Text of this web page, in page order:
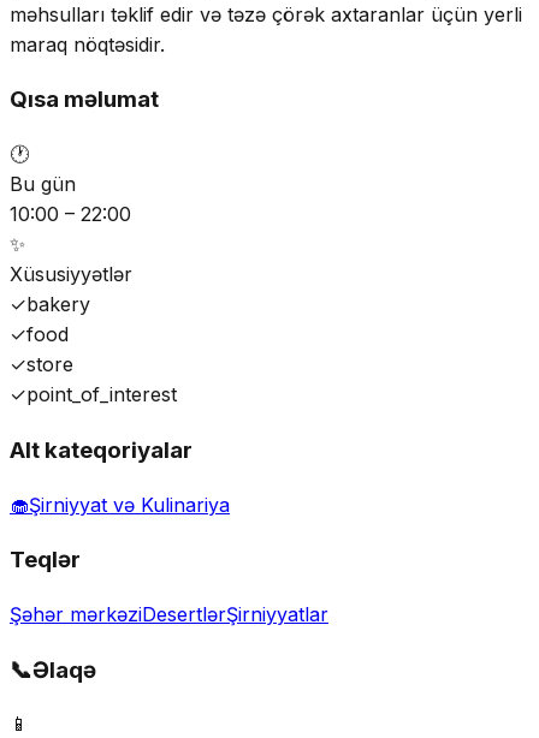
məhsulları təklif edir və təzə çörək axtaranlar üçün yerli
maraq nöqtəsidir.
Qısa məlumat
🕐
Bu gün
10:00 – 22:00
✨
Xüsusiyyətlər
✓bakery
✓food
✓store
✓point_of_interest
Alt kateqoriyalar
🧁Şirniyyat və Kulinariya
Teqlər
Şəhər mərkəziDesertlərŞirniyyatlar
📞Əlaqə
📱